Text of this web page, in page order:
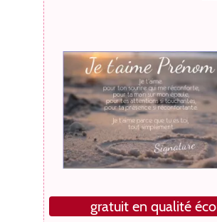
gratuit en qualité éco